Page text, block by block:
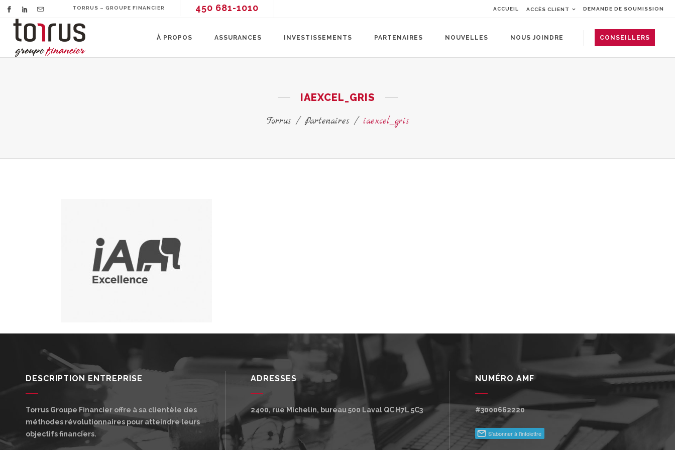
TORRUS – GROUPE FINANCIER 450 681-1010 ACCUEIL ACCÈS CLIENT DEMANDE DE SOUMISSION
CONSEILLERS
À PROPOS ASSURANCES INVESTISSEMENTS PARTENAIRES NOUVELLES NOUS JOINDRE
IAEXCEL_GRIS
Torrus/Partenaires/ iaexcel_gris
DESCRIPTION ENTREPRISE
Torrus Groupe Financier offre à sa clientèle des
méthodes révolutionnaires pour atteindre leurs
objectifs financiers.
ADRESSES
2400, rue Michelin, bureau 500 Laval QCH7L 5C3
NUMÉRO AMF
#3000662220